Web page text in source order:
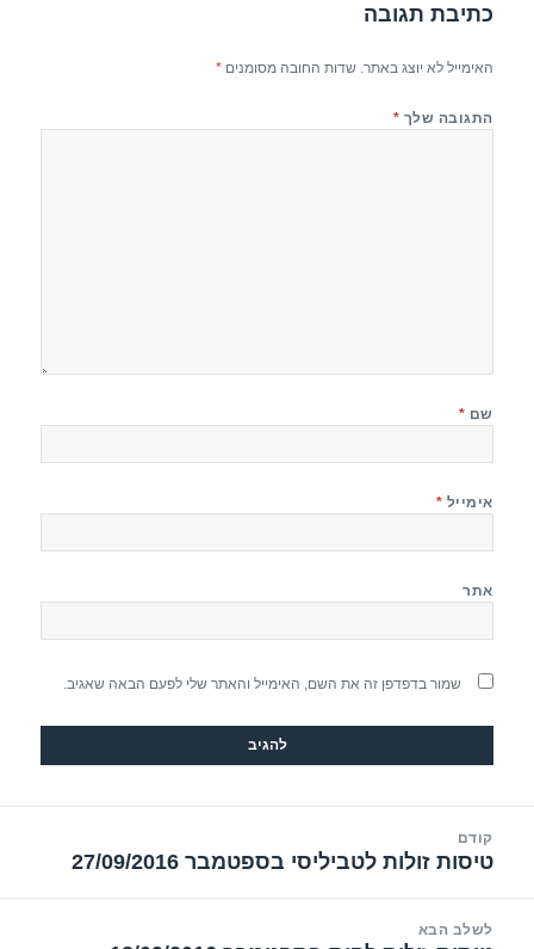
כתיבת תגובה
האימייל לא יוצג באתר. שדות החובה מסומנים*
התגובה שלך *
שם *
אימייל *
אתר
שמור בדפדפן זה את השם, האימייל והאתר שלי לפעם הבאה שאגיב.
קודם
הפוסט
טיסות זולות לטביליסי בספטמבר 27/09/2016
לשלב הבא